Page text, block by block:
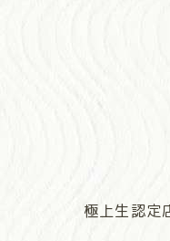
極上生認定